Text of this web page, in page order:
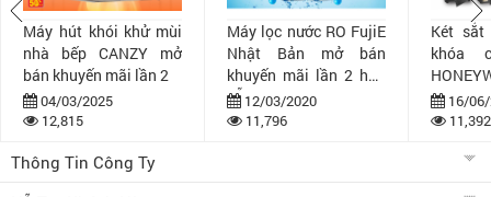
Máy hút khói khử mùi
nhà bếp CANZY mở
bán khuyến mãi lần 2
04/03/2025
12,815
Máy lọc nước RO FujiE
Nhật Bản mở bán
khuyến mãi lần 2 hấp
dẫn12/03/2020
11,796
Két sắt
khóa
bán16/
11,392
Thông Tin Công Ty